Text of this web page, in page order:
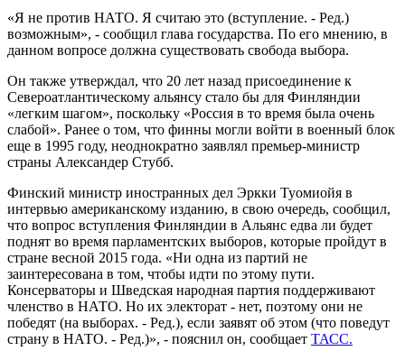
«Я не против НАТО. Я считаю это (вступление. - Ред.)
возможным», - сообщил глава государства. По его мнению, в
данном вопросе должна существовать свобода выбора.
Он также утверждал, что 20 лет назад присоединение к
Североатлантическому альянсу стало бы для Финляндии
«легким шагом», поскольку «Россия в то время была очень
слабой». Ранее о том, что финны могли войти в военный блок
еще в 1995 году, неоднократно заявлял премьер-министр
страны Александер Стубб.
Финский министр иностранных дел Эркки Туомиойя в
интервью американскому изданию, в свою очередь, сообщил,
что вопрос вступления Финляндии в Альянс едва ли будет
поднят во время парламентских выборов, которые пройдут в
стране весной 2015 года. «Ни одна из партий не
заинтересована в том, чтобы идти по этому пути.
Консерваторы и Шведская народная партия поддерживают
членство в НАТО. Но их электорат - нет, поэтому они не
победят (на выборах. - Ред.), если заявят об этом (что поведут
страну в НАТО. - Ред.)», - пояснил он, сообщает ТАСС.